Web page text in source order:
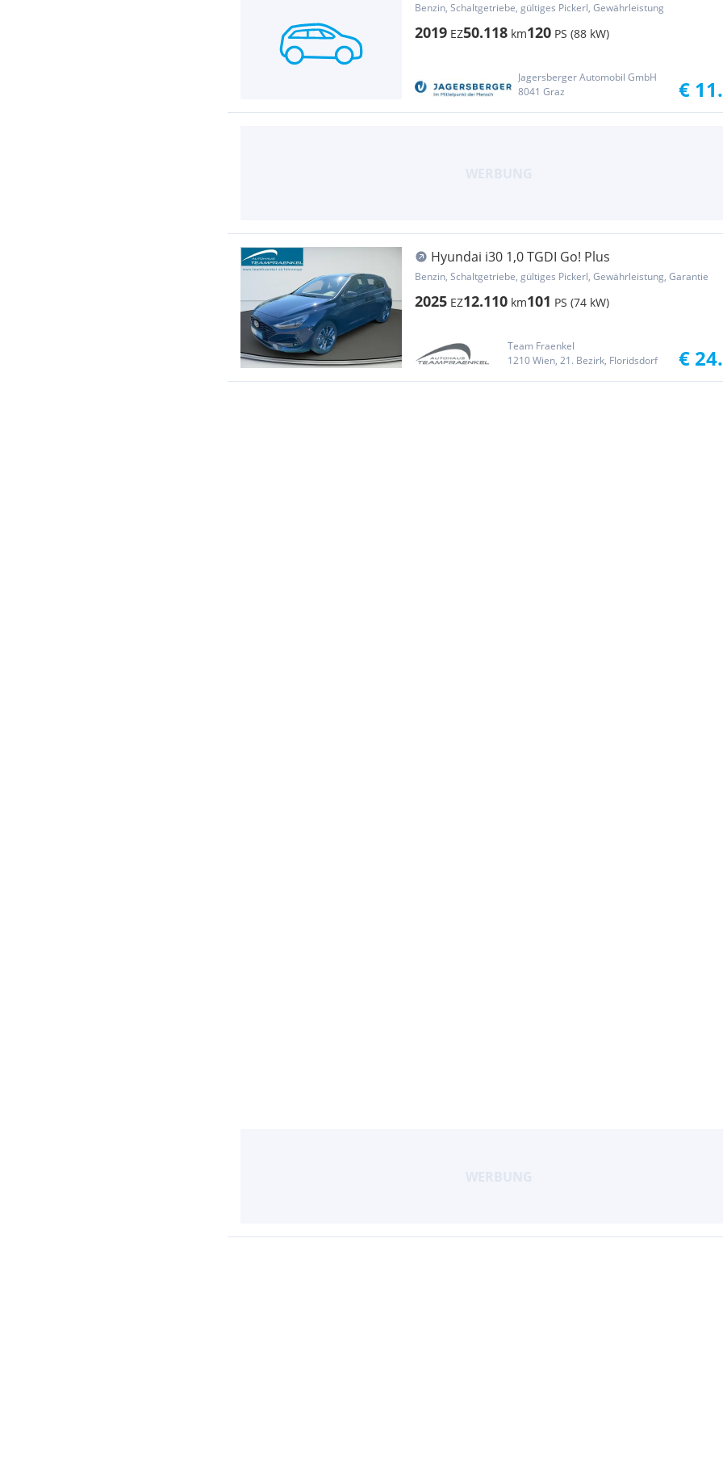
Benzin, Schaltgetriebe, gültiges Pickerl, Gewährleistung
2019 EZ50.118 km120 PS (88 kW)
Jagersberger Automobil GmbH
8041 Graz
€
Hyundai i30 1,0 TGDI Go! Plus
Benzin, Schaltgetriebe, gültiges Pickerl, Gewährleistung, Garantie
2025 EZ12.110 km101 PS (74 kW)
Team Fraenkel
1210 Wien, 21. Bezirk, Floridsdorf
€